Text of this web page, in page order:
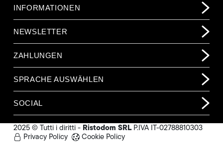
INFORMATIONEN
NEWSLETTER
ZAHLUNGEN
SPRACHE AUSWÄHLEN
SOCIAL
2025 © Tutti i diritti - Ristodom SRLP.IVA IT-02788810303
Privacy Policy
Cookie Policy